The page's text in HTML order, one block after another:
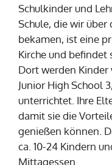
Schulkinder und
Schule, die wir
bekamen, ist eine
Kirche und befindet
Dort werden
Junior High School
unterrichtet. Ihre
damit sie die
genießen können.
ca. 10-24 Kindern
Mittagessen.